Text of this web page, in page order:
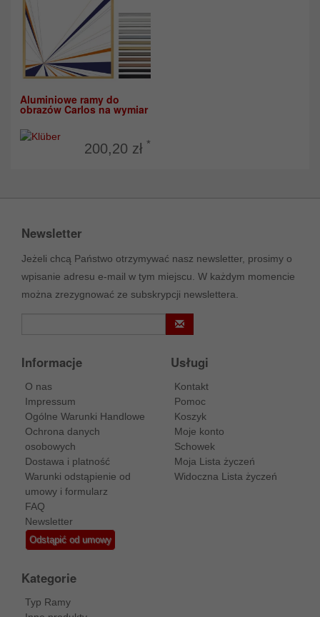
Aluminiowe ramy do
obrazów Carlos na wymiar
200,20 zł *
Newsletter
Jeżeli chcą Państwo otrzymywać nasz newsletter, prosimy o
wpisanie adresu e-mail w tym miejscu. W każdym momencie
można zrezygnować ze subskrypcji newslettera.
Informacje
O nas
Impressum
Ogólne Warunki Handlowe
Ochrona danych
osobowych
Dostawa i platność
Warunki odstąpienie od
umowy i formularz
FAQ
Newsletter
Odstąpić od umowy
Usługi
Kontakt
Pomoc
Koszyk
Moje konto
Schowek
Moja Lista życzeń
Widoczna Lista życzeń
Kategorie
Typ Ramy